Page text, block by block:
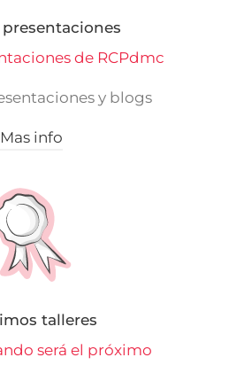
de RCPdmc
y blogs
Mas info
talleres
será el próximo